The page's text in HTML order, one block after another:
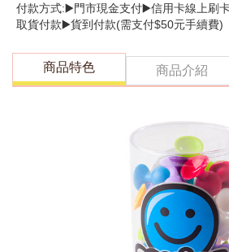
付款方式:▶️門市現金支付▶️信用卡線上刷
取貨付款▶️貨到付款(需支付$50元手續費)
商品特色 商品介紹